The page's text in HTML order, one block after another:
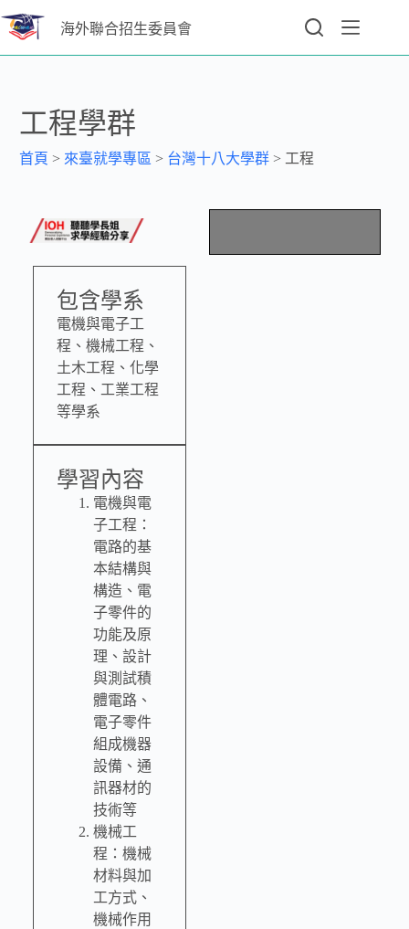
海外聯合招生委員會
工程學群
首頁 > 來臺就學專區 > 台灣十八大學群 > 工程
包含學系
電機與電子工
程、機械工程、
土木工程、化學
工程、工業工程
等學系
學習內容
電機與電
子工程：
電路的基
本結構與
構造、電
子零件的
功能及原
理、設計
與測試積
體電路、
電子零件
組成機器
設備、通
訊器材的
技術等
機械工
程：機械
材料與加
工方式、
機械作用